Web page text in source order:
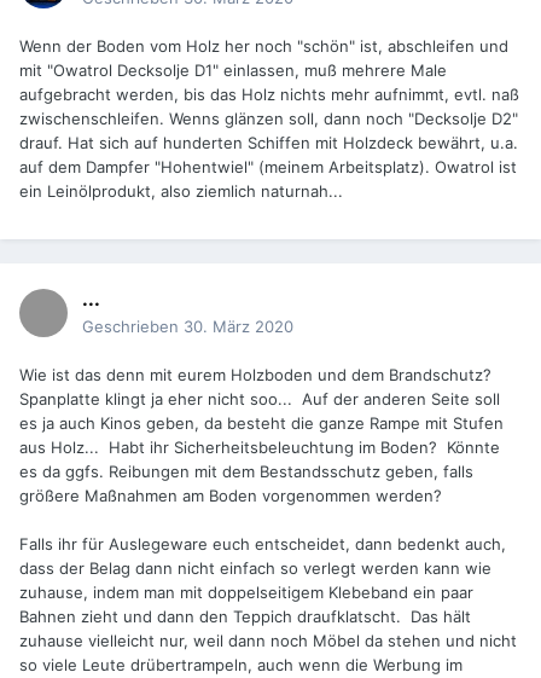
Wenn der Boden vom Holz her noch "schön" ist, abschleifen und
mit "Owatrol Decksolje D1" einlassen, muß mehrere Male
aufgebracht werden, bis das Holz nichts mehr aufnimmt, evtl. naß
zwischenschleifen. Wenns glänzen soll, dann noch "Decksolje D2"
drauf. Hat sich auf hunderten Schiffen mit Holzdeck bewährt, u.a.
auf dem Dampfer "Hohentwiel" (meinem Arbeitsplatz). Owatrol ist
ein Leinölprodukt, also ziemlich naturnah...
...
Geschrieben 30. März 2020
Wie ist das denn mit eurem Holzboden und dem Brandschutz?
Spanplatte klingt ja eher nicht soo... Auf der anderen Seite soll
es ja auch Kinos geben, da besteht die ganze Rampe mit Stufen
aus Holz... Habt ihr Sicherheitsbeleuchtung im Boden? Könnte
es da ggfs. Reibungen mit dem Bestandsschutz geben, falls
größere Maßnahmen am Boden vorgenommen werden?
Falls ihr für Auslegeware euch entscheidet, dann bedenkt auch,
dass der Belag dann nicht einfach so verlegt werden kann wie
zuhause, indem man mit doppelseitigem Klebeband ein paar
Bahnen zieht und dann den Teppich draufklatscht. Das hält
zuhause vielleicht nur, weil dann noch Möbel da stehen und nicht
so viele Leute drübertrampeln, auch wenn die Werbung im